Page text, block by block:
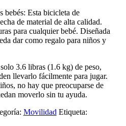
bebés: Esta bicicleta de
de material de alta calidad.
para cualquier bebé. Diseñada
dar como regalo para niños y
3.6 libras (1.6 kg) de peso,
llevarlo fácilmente para jugar.
no hay que preocuparse de
moverlo sin tu ayuda.
Movilidad Etiqueta: